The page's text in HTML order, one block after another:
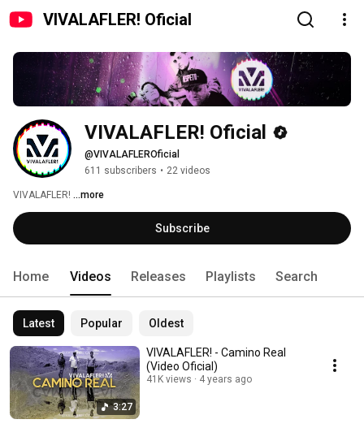
VIVALAFLER! Oficial
VIVALAFLER! Oficial
@VIVALAFLEROficial
611 subscribers • 22 videos
VIVALAFLER! ...more
Subscribe
Home Videos Releases Playlists Search
Latest Popular Oldest
3:27
VIVALAFLER! - Camino Real
(Video Oficial)
41K views 4 years ago